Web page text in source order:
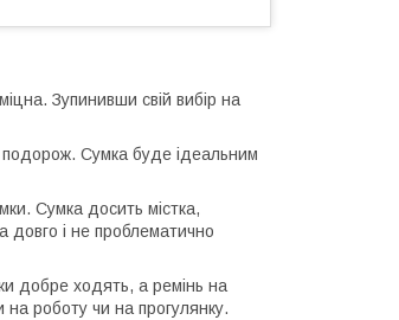
Зупинивши свій вибір на
Сумка буде ідеальним
Сумка досить містка,
довго і не проблематично
добре ходять, а ремінь на
на роботу чи на прогулянку.